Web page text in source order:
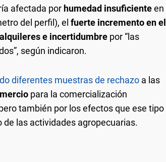
afectada por humedad insuficienteen
del perfil), el fuerte incremento en el
e incertidumbre por “las
según indicaron.
diferentes muestras de rechazo a las
para la comercialización
también por los efectos que ese tipo
las actividades agropecuarias.